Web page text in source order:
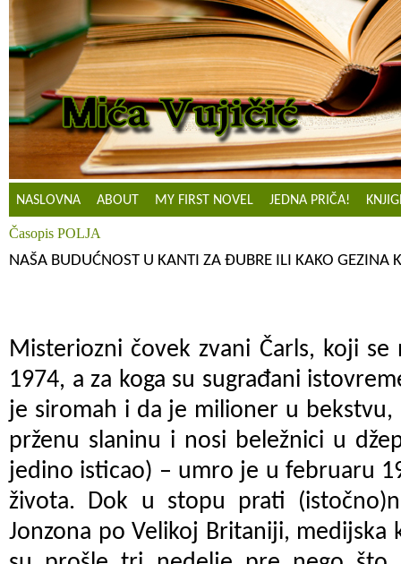
NASLOVNA ABOUT MY FIRST NOVEL JEDNA PRIČA!
Časopis POLJA
NAŠA BUDUĆNOST U KANTI ZA ĐUBRE ILI KAKO GEZINA
Misteriozni čovek zvani Čarls, koji
1974, a za koga su sugrađani
je siromah i da je milioner u bekstvu,
prženu slaninu i nosi beležnici u
jedino isticao) – umro je u februaru
života. Dok u stopu prati
Jonzona po Velikoj Britaniji, medijska